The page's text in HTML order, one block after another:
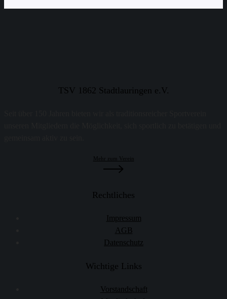
TSV 1862 Stadtlauringen e.V.
Mehr zum Verein
Rechtliches
Impressum
AGB
Datenschutz
Wichtige Links
Vorstandschaft